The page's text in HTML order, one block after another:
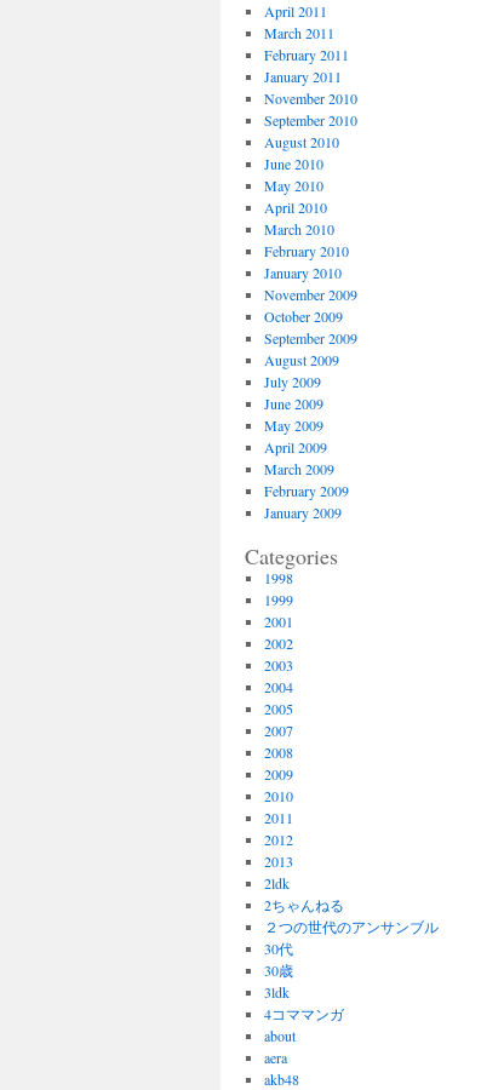
April 2011
March 2011
February 2011
January 2011
November 2010
September 2010
August 2010
June 2010
May 2010
April 2010
March 2010
February 2010
January 2010
November 2009
October 2009
September 2009
August 2009
July 2009
June 2009
May 2009
April 2009
March 2009
February 2009
January 2009
Categories
1998
1999
2001
2002
2003
2004
2005
2007
2008
2009
2010
2011
2012
2013
2ldk
2ちゃんねる
２つの世代のアンサンブル
30代
30歳
3ldk
4コママンガ
about
aera
akb48